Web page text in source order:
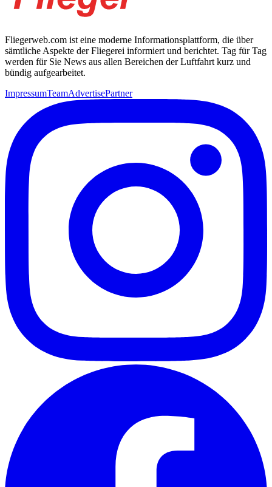
Fliegerweb.com ist eine moderne Informationsplattform, die über
sämtliche Aspekte der Fliegerei informiert und berichtet. Tag für Tag
werden für Sie News aus allen Bereichen der Luftfahrt kurz und
bündig aufgearbeitet.
ImpressumTeamAdvertisePartner